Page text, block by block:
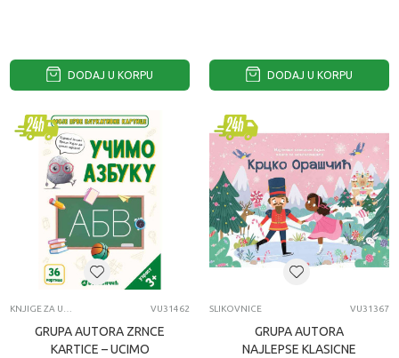
DODAJ U KORPU DODAJ U KORPU
VU31462
GRUPA AUTORA ZRNCE
KARTICE – UCIMO
SLIKOVNICE VU31367
GRUPA AUTORA
NAJLEPSE KLASICNE